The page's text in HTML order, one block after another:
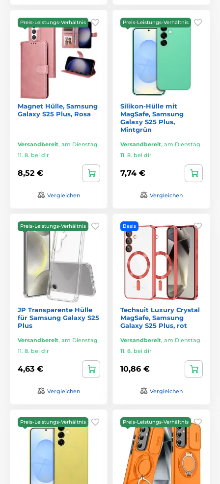
Preis-Leistungs-Verhältnis
Magnet Hülle, Samsung
Galaxy S25 Plus, Rosa
Versandbereit, am Dienstag
11. 8. bei dir
8,52 €
Vergleichen
Preis-Leistungs-Verhältnis
Silikon-Hülle mit
MagSafe, Samsung
Galaxy S25 Plus,
Mintgrün
Versandbereit, am Dienstag
11. 8. bei dir
7,74 €
Vergleichen
Preis-Leistungs-Verhältnis
JP Transparente Hülle
für Samsung Galaxy S25
Plus
Versandbereit, am Dienstag
11. 8. bei dir
4,63 €
Vergleichen
Basis
Techsuit Luxury Crystal
MagSafe, Samsung
Galaxy S25 Plus, rot
Versandbereit, am Dienstag
11. 8. bei dir
10,86 €
Vergleichen
Preis-Leistungs-Verhältnis Preis-Leistungs-Verhältnis